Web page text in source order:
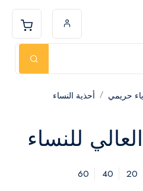
حريمي
أحذية النساء
للنساء
20
40
60